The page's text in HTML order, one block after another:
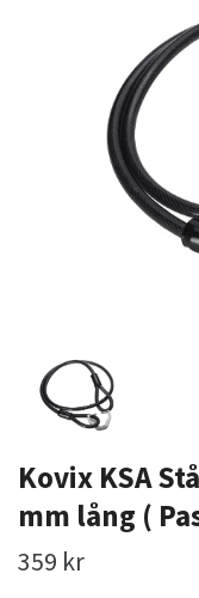
Kovix KSA
mm lång (
359 kr